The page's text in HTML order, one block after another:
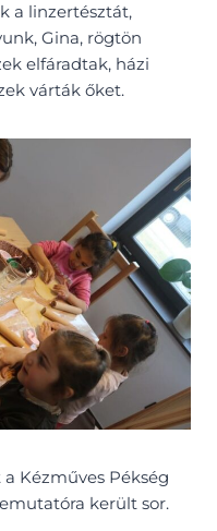
a linzertésztát,
Gina, rögtön
elfáradtak, házi
várták őket.
Kézműves Pékség
került sor.